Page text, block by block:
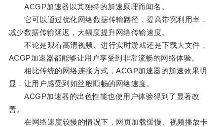
ACGP加速器以其独特的加速原理而闻名。
它可以通过优化网络数据传输路径，提高带宽利用率，
减少数据传输延迟，大幅度提升网络传输速度。
不论是观看高清视频、进行实时游戏还是下载大文件，
ACGP加速器都能够让用户享受到非常流畅的网络体验。
相比传统的网络连接方式，ACGP加速器的加速效果明
显，让用户感受到如丝般顺畅的网络速度。
ACGP加速器的出色性能也使用户体验得到了显著改
善。
在网络速度较慢的情况下，网页加载缓慢、视频播放卡